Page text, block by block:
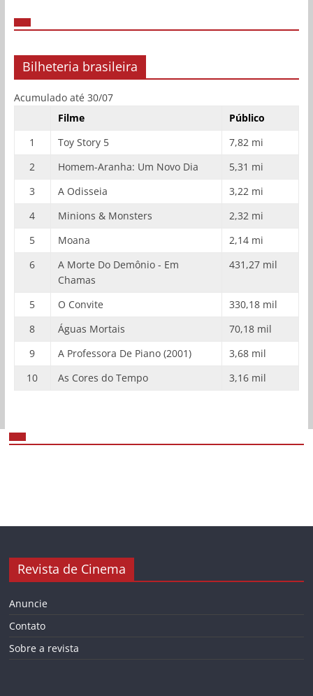
Bilheteria brasileira
Acumulado até 30/07
Filme
Público
1
Toy Story 5
7,82 mi
2
Homem-Aranha: Um Novo Dia
5,31 mi
3
A Odisseia
3,22 mi
4
Minions & Monsters
2,32 mi
5
Moana
2,14 mi
6
A Morte Do Demônio - Em
Chamas
431,27 mil
5 O Convite
330,18 mil
8
Águas Mortais
70,18 mil
9
A Professora De Piano (2001)
3,68 mil
10
As Cores do Tempo 3,16 mil
Revista de Cinema
Anuncie
Contato
Sobre a revista